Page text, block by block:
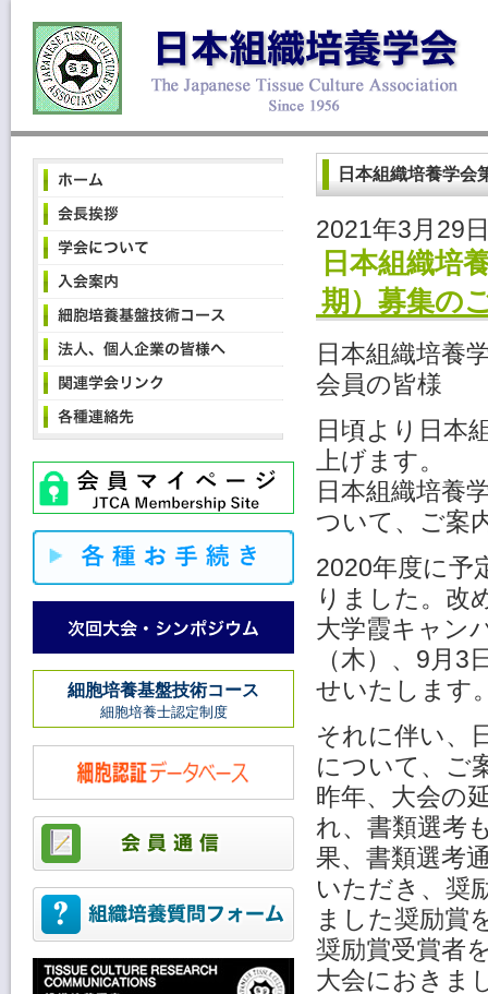
細胞培養基盤技術コース
細胞培養士認定制度
日本組織培養学会
2021年3月29
日本組織培
期）募集の
日本組織培養
会員の皆様
日頃より日本
上げます。
日本組織培養
ついて、ご案
2020年度に予
りました。改
大学霞キャン
（木）、9月
せいたします
それに伴い、
について、ご
昨年、大会の
れ、書類選考
果、書類選考
いただき、奨
ました奨励賞
奨励賞受賞者
大会におきま